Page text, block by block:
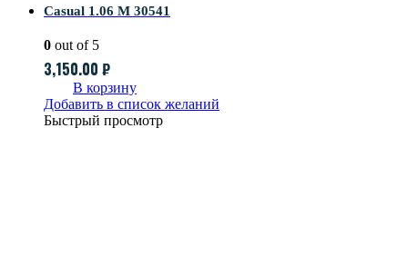
Casual 1.06 M 30541
0 out of 5
3,150.00 ₽
В корзину
Добавить в список желаний
Быстрый просмотр